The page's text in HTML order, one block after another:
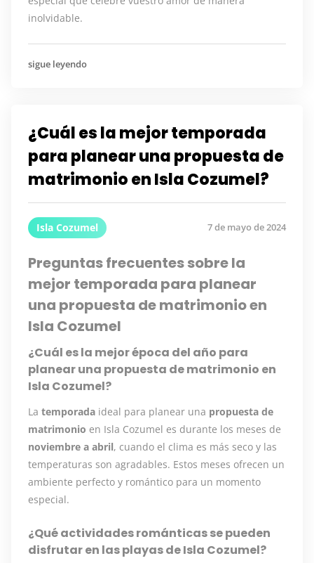
inolvidable.
sigue leyendo
¿Cuál es la mejor temporada
para planear una propuesta de
matrimonio en Isla Cozumel?
Isla Cozumel 7 de mayo de 2024
Preguntas frecuentes sobre la
mejor temporada para planear
una propuesta de matrimonio en
Isla Cozumel
¿Cuál es la mejor época del año para
planear una propuesta de matrimonio en
Isla Cozumel?
La temporada ideal para planear una propuesta de
matrimonio en Isla Cozumel es durante los meses de
noviembre a abril, cuando el clima es más seco y las
temperaturas son agradables. Estos meses ofrecen un
ambiente perfecto y romántico para un momento
especial.
¿Qué actividades románticas se pueden
disfrutar en las playas de Isla Cozumel?